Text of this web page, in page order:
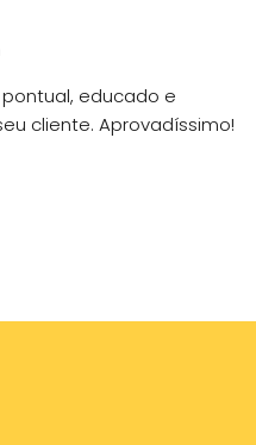
educado e
cliente. Aprovadíssimo!